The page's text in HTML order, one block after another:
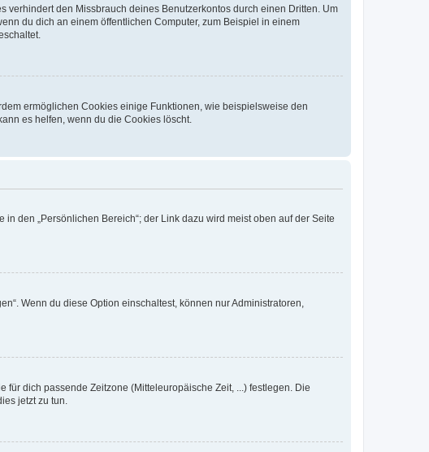
verhindert den Missbrauch deines Benutzerkontos durch einen Dritten. Um
du dich an einem öffentlichen Computer, zum Beispiel in einem
ermöglichen Cookies einige Funktionen, wie beispielsweise den
es helfen, wenn du die Cookies löscht.
den „Persönlichen Bereich“; der Link dazu wird meist oben auf der Seite
Wenn du diese Option einschaltest, können nur Administratoren,
dich passende Zeitzone (Mitteleuropäische Zeit, ...) festlegen. Die
jetzt zu tun.